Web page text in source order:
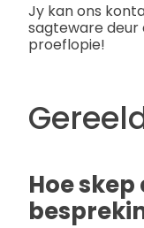
Jy kan ons
sagteware deur
proeflopie!
Hoe